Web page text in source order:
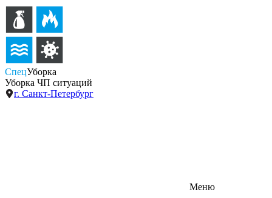
СпецУборка
Уборка ЧП ситуаций
г. Санкт-Петербург
Меню